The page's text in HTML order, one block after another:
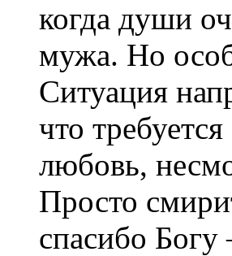
когда души
мужа. Но
Ситуация
что
любовь,
Просто
спасибо